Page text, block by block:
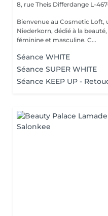
8, rue Theis Differdange L-
Bienvenue au Cosmetic Loft,
Niederkorn, dédié à la
féminine et masculine. C...
Séance WHITE
Séance SUPER WHITE
Séance KEEP UP -